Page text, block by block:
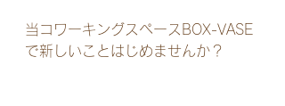
当コワーキングスペースBOX-VASE
で新しいことはじめませんか？